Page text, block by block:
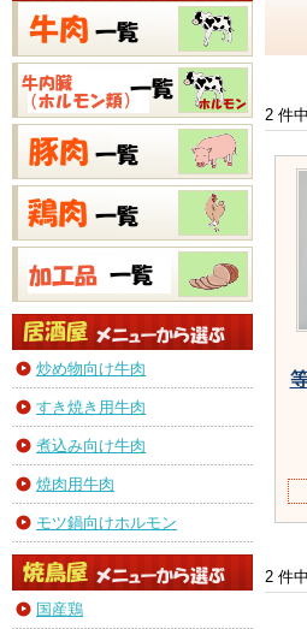
炒め物向け牛肉
すき焼き用牛肉
煮込み向け牛肉
焼肉用牛肉
モツ鍋向けホルモン
国産鶏
2 件
2 件